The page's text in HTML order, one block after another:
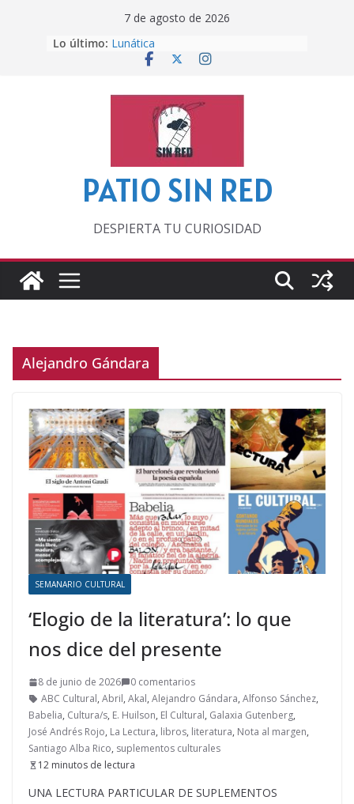
7 de agosto de 2026
Lo último: Lunática
Pero, hasta entonces…
‘La broma infinita’ de recomendar
lecturas veraniegas
Otra del Mundial
PATIO SIN RED
DESPIERTA TU CURIOSIDAD
Alejandro Gándara
SEMANARIO CULTURAL
‘Elogio de la literatura’: lo que
nos dice del presente
8 de junio de 2026
0 comentarios
ABC Cultural, Abril, Akal, Alejandro Gándara, Alfonso Sánchez,
Babelia, Cultura/s, E. Huilson, El Cultural, Galaxia Gutenberg,
José Andrés Rojo, La Lectura, libros, literatura, Nota al margen,
Santiago Alba Rico, suplementos culturales
12 minutos de lectura
UNA LECTURA PARTICULAR DE SUPLEMENTOS